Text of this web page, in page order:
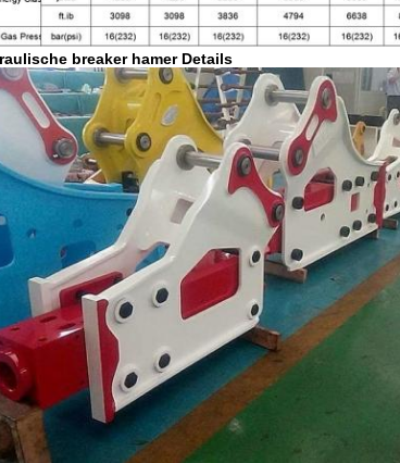
breaker hamer Details